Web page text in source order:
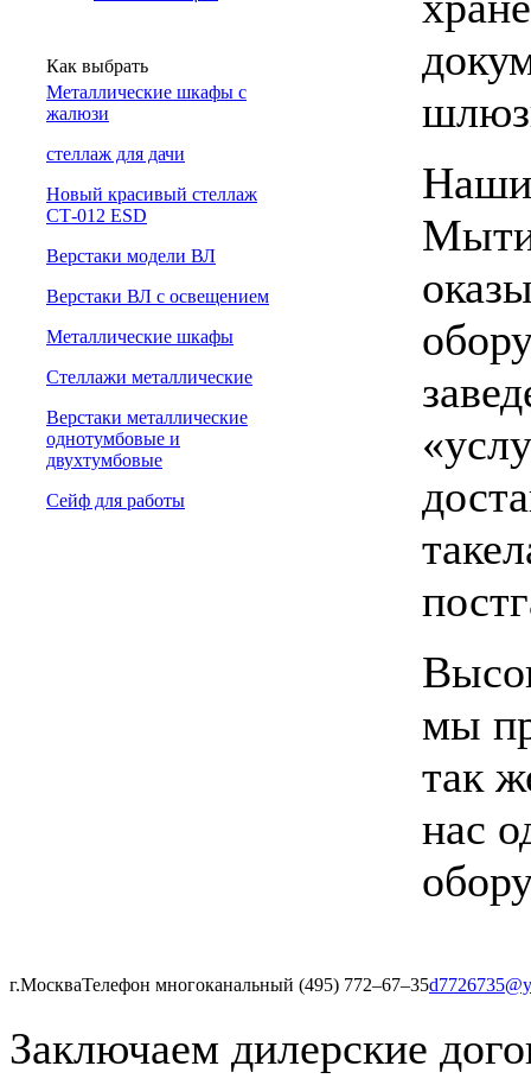
Как выбрать
Металлические шкафы с
жалюзи
cтеллаж для дачи
Новый красивый стеллаж
СТ-012 ESD
Верстаки модели ВЛ
Верстаки ВЛ с освещением
Металлические шкафы
Стеллажи металлические
Верстаки металлические
однотумбовые и
двухтумбовые
Сейф для работы
Наши
мы
так
нас
г.МоскваТелефон многоканальный (495) 772‒67‒35
Заключаем дилерские